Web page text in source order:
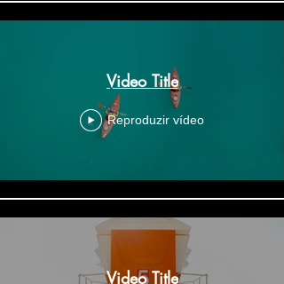
Video Title
Reproduzir vídeo
Video Title